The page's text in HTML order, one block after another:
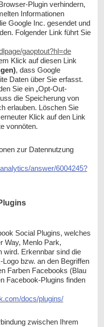
Plugin verhindern,
Informationen
Google Inc. gesendet und
Folgender Link führt Sie
gaoptout?hl=de
Klick auf diesen Link
, dass Google
Daten über Sie erfasst.
Sie ein „Opt-Out-
die Speicherung von
erlauben. Löschen Sie
Klick auf den Link
vonnöten.
zur Datennutzung
answer/6004245?
Social Plugins, welches
Way, Menlo Park,
wird. Erkennbar sind die
bzw. an den Begriffen
Farben Facebooks (Blau
Facebook-Plugins finden
docs/plugins/
zwischen Ihrem